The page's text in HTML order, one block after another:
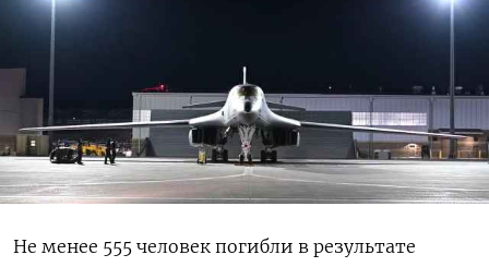
Не менее 555 человек погибли в результате